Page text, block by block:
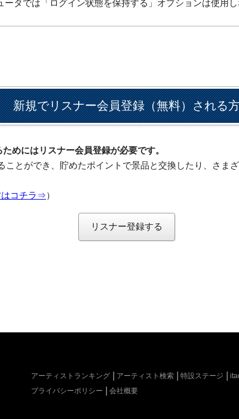
ータでは「ログイン状態を保持する」オプションは使用し
新規でリスナー会員登録（無料）される
めにはリスナー会員登録が必要です。
ことができ、貯めたポイントで景品と交換したり、さま
はコチラ⇒）
リスナー登録する
アーティストランキング アーティスト検索 特設ステージ
プライバシーポリシー
会社概要